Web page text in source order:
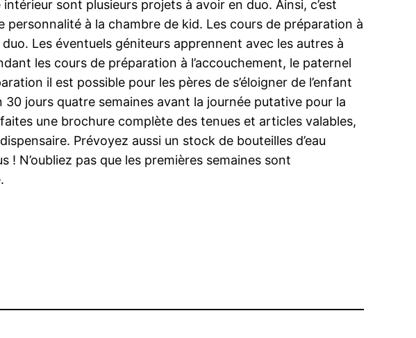
sont plusieurs projets à avoir en duo. Ainsi, c’est
à la chambre de kid. Les cours de préparation à
Les éventuels géniteurs apprennent avec les autres à
les cours de préparation à l’accouchement, le paternel
il est possible pour les pères de s’éloigner de l’enfant
jours quatre semaines avant la journée putative pour la
une brochure complète des tenues et articles valables,
Prévoyez aussi un stock de bouteilles d’eau
N’oubliez pas que les premières semaines sont